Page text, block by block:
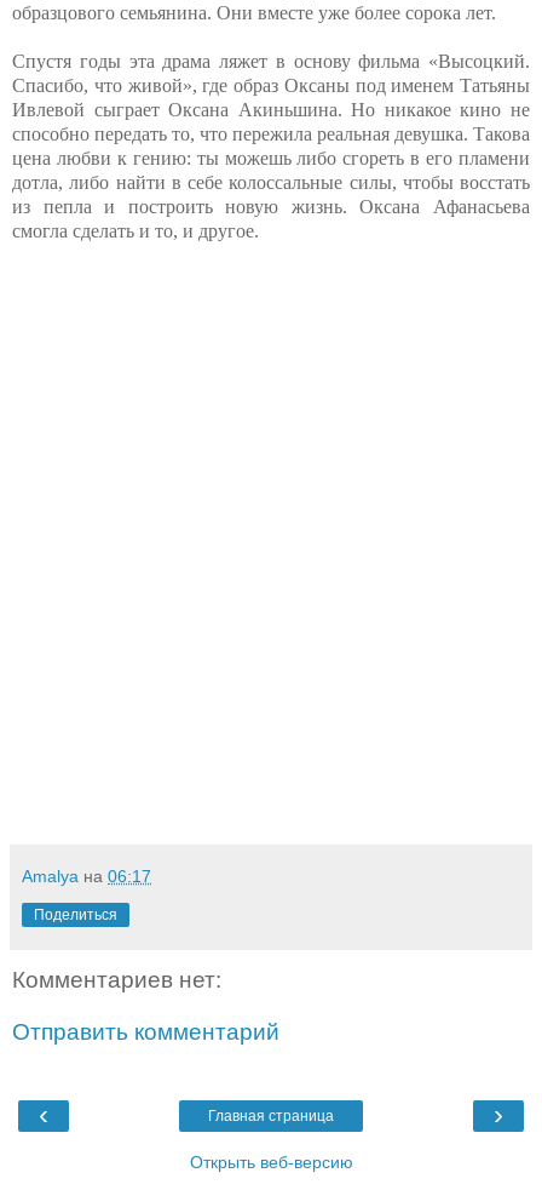
образцового семьянина. Они вместе уже более сорока лет.
Спустя годы эта драма ляжет в основу фильма «Высоцкий.
Спасибо, что живой», где образ Оксаны под именем Татьяны
Ивлевой сыграет Оксана Акиньшина. Но никакое кино не
способно передать то, что пережила реальная девушка. Такова
цена любви к гению: ты можешь либо сгореть в его пламени
дотла, либо найти в себе колоссальные силы, чтобы восстать
из пепла и построить новую жизнь. Оксана Афанасьева
смогла сделать и то, и другое.
Amalya на 06:17
Поделиться
Комментариев нет:
Отправить комментарий
‹ ›
Главная страница
Открыть веб-версию